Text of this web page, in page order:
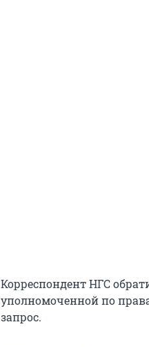
Корреспондент НГС
уполномоченной по
запрос.